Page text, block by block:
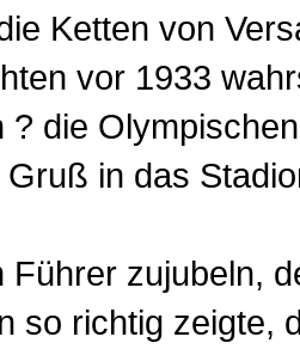
Ketten von
vor 1933
? die
in das
Führer zujubeln,
so richtig zeigte,